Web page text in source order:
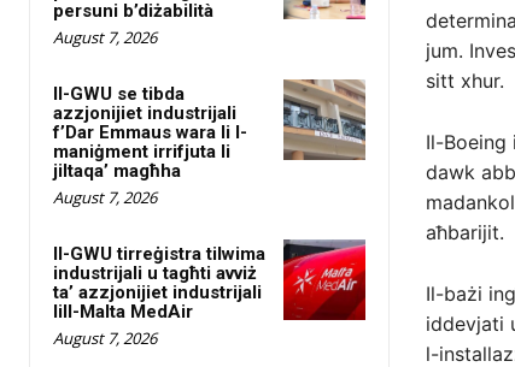
persuni b’diżabilità
August 7, 2026
Il-GWU se tibda
azzjonijiet industrijali
f’Dar Emmaus wara li l-
maniġment irrifjuta li
jiltaqa’ magħha
August 7, 2026
Il-GWU tirreġistra tilwima
industrijali u tagħti avviż
ta’ azzjonijiet industrijali
lill-Malta MedAir
August 7, 2026
jum.
sitt xhur.
Il-
dawk
aħbarijit.
Il-bażi
iddevjati
l-